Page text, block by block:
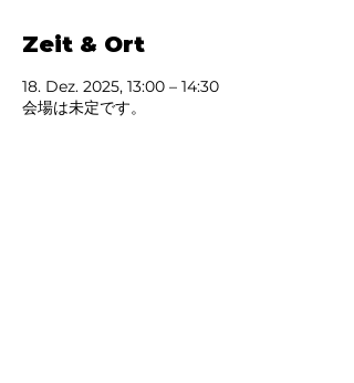
Zeit & Ort
18. Dez. 2025, 13:00 – 14:30
会場は未定です。